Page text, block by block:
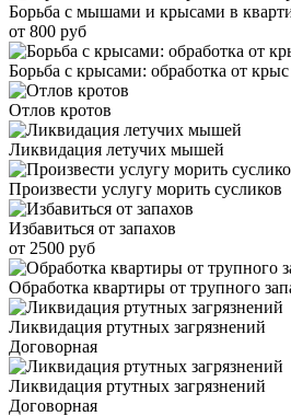
Борьба с мышами и крысами в
от 800 руб
Борьба с крысами: обработка от
Отлов кротов
Ликвидация летучих мышей
Произвести услугу морить сусликов
Избавиться от запахов
от 2500 руб
Обработка квартиры от трупного
Ликвидация ртутных загрязнений
Договорная
Ликвидация ртутных загрязнений
Договорная